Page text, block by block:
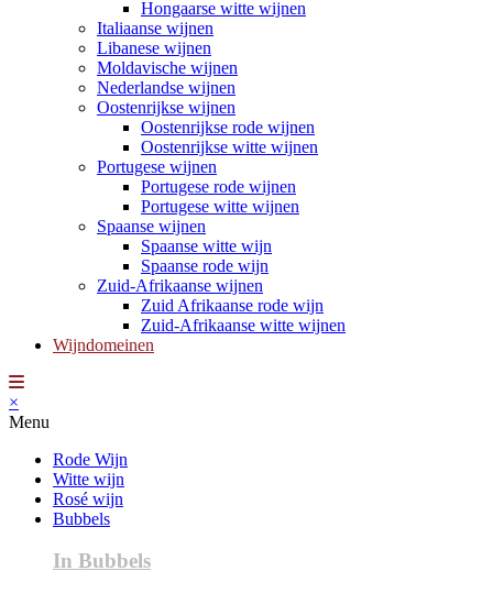
Hongaarse witte wijnen
Italiaanse wijnen
Libanese wijnen
Moldavische wijnen
Nederlandse wijnen
Oostenrijkse wijnen
Oostenrijkse rode wijnen
Oostenrijkse witte wijnen
Portugese wijnen
Portugese rode wijnen
Portugese witte wijnen
Spaanse wijnen
Spaanse witte wijn
Spaanse rode wijn
Zuid-Afrikaanse wijnen
Zuid Afrikaanse rode wijn
Zuid-Afrikaanse witte wijnen
Wijndomeinen
×
Menu
Rode Wijn
Witte wijn
Rosé wijn
Bubbels
In Bubbels